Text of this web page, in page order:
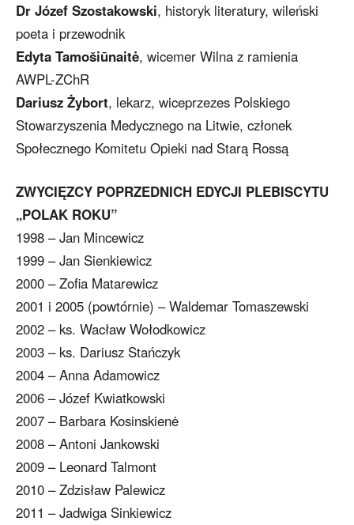
Dr Józef Szostakowski, historyk literatury, wileński
poeta i przewodnik
Edyta Tamošiūnaitė, wicemer Wilna z ramienia
AWPL-ZChR
Dariusz Żybort, lekarz, wiceprzezes Polskiego
Stowarzyszenia Medycznego na Litwie, członek
Społecznego Komitetu Opieki nad Starą Rossą
ZWYCIĘZCY POPRZEDNICH EDYCJI PLEBISCYTU
„POLAK ROKU”
1998 – Jan Mincewicz
1999 – Jan Sienkiewicz
2000 – Zofia Matarewicz
2001 i 2005 (powtórnie) – Waldemar Tomaszewski
2002 – ks. Wacław Wołodkowicz
2003 – ks. Dariusz Stańczyk
2004 – Anna Adamowicz
2006 – Józef Kwiatkowski
2007 – Barbara Kosinskienė
2008 – Antoni Jankowski
2009 – Leonard Talmont
2010 – Zdzisław Palewicz
2011 – Jadwiga Sinkiewicz